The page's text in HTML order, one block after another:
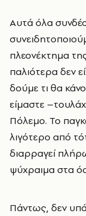
Αυτά όλα
πλεονέκτημα
παλιότερα δεν
δούμε τι θα
είμαστε
Πόλεμο. Το
λιγότερο από
διαρραγεί
ψύχραιμα στα
Πάντως, δεν